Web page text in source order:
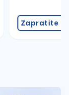
Zapratite